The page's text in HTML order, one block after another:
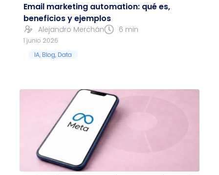
Email marketing automation: qué es,
beneficios y ejemplos
Alejandro Merchán 6 min
1 junio 2026
IA, Blog, Data